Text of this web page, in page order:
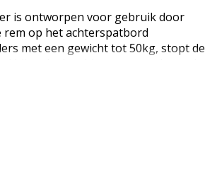
is ontworpen voor gebruik door
rem op het achterspatbord
met een gewicht tot 50kg, stopt de
bij pedaalproblemen en verlengt de
Het stepdek is ook ontworpen